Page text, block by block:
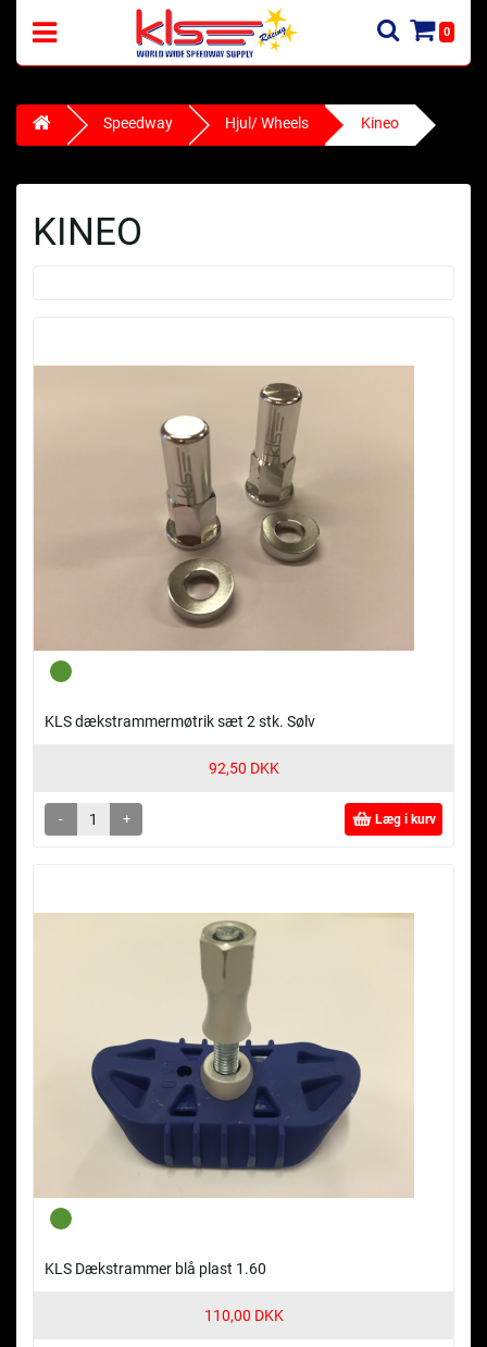
0
Speedway Hjul/ Wheels Kineo
KINEO
KLS dækstrammermøtrik sæt 2 stk. Sølv
92,50 DKK
- + Læg i kurv
KLS Dækstrammer blå plast 1.60
110,00 DKK